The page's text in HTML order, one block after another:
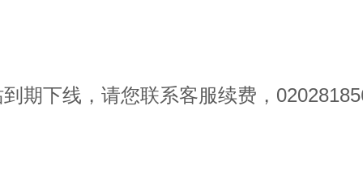
期下线，请您联系客服续费，